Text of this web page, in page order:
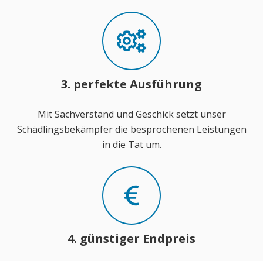
3. perfekte Ausführung
Mit Sachverstand und Geschick setzt unser
Schädlingsbekämpfer die besprochenen Leistungen
in die Tat um.
4. günstiger Endpreis